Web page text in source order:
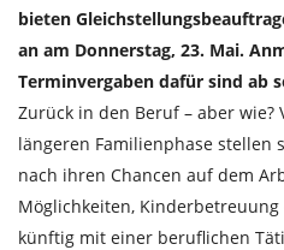
bieten
an am Donnerstag, 23. Mai.
Terminvergaben dafür sind ab
Zurück in den Beruf – aber wie?
längeren Familienphase stellen
nach ihren Chancen auf dem
Möglichkeiten,
künftig mit einer beruflichen